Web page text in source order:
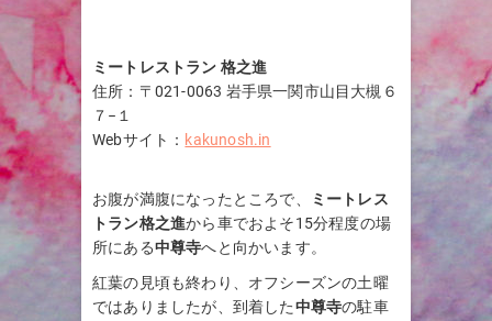
ミートレストラン 格之進
住所：〒021-0063 岩手県一関市山目大槻６
７−１
Webサイト： kakunosh.in
お腹が満腹になったところで、
ミートレス
トラン格之進から車でおよそ15分程度の場
所にある中尊寺へと向かいます。
紅葉の見頃も終わり、オフシーズンの土曜
ではありましたが、到着した中尊寺の駐車